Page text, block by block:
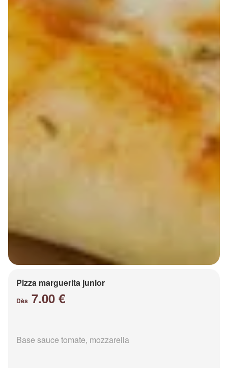
Pizza marguerita junior
Dès 7.00 €
Base sauce tomate, mozzarella